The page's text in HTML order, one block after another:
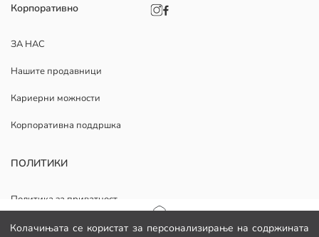
Колачињата се користат за персонализирање на содржината
Почетна страница
Корпоративно
ЗА НАС
Нашите продавници
Кариерни можности
Корпоративна поддршка
ПОЛИТИКИ
Политика за приватност
Општи услови